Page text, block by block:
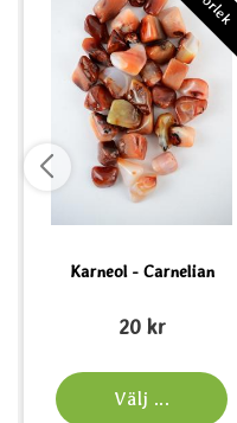
Karneol - Carnelian
Art. nr 214520 kr
Välj ...